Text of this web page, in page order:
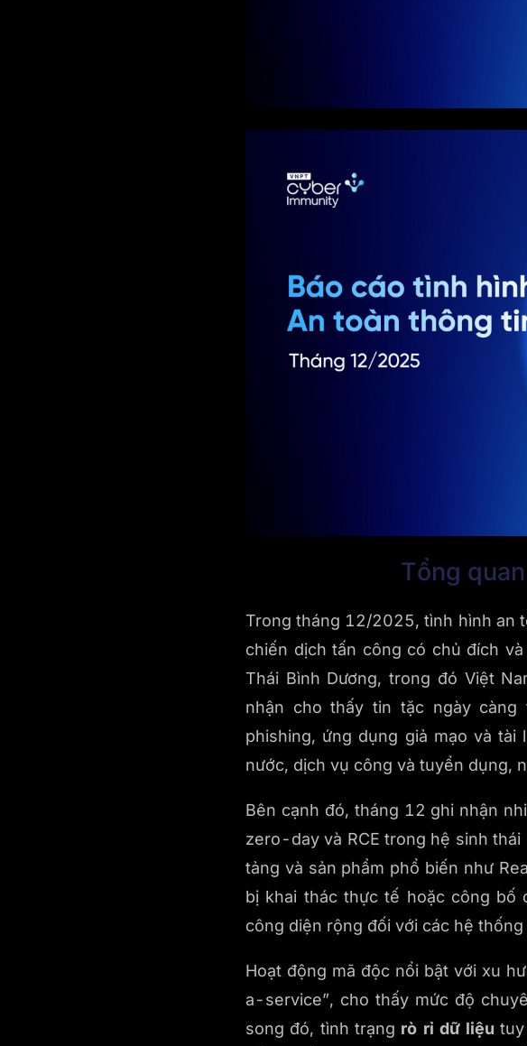
Tổng
Trong tháng 12/2025, tình hình an
chiến dịch tấn công có chủ đích
Thái Bình Dương, trong đó Việt
nhận cho thấy tin tặc ngày
phishing, ứng dụng giả mạo và
nước, dịch vụ công và tuyển dụng,
Bên cạnh đó, tháng 12 ghi nhận
zero-day và RCE trong hệ sinh
tảng và sản phẩm phổ biến như
bị khai thác thực tế hoặc công bố
công diện rộng đối với các hệ
Hoạt động mã độc nổi bật với xu
a-service”, cho thấy mức độ
song đó, tình trạng rò rỉ dữ liệu